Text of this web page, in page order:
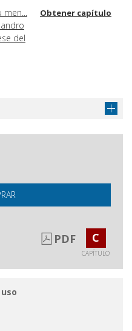
men...
del
Obtener capítulo
:
PDF C
CAPÍTULO